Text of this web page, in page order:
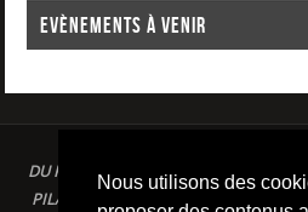
Nous utilisons des
EVÈNEMENTS À VENIR
DU PLAISIR DANS LE SPORT LOISIR A
PILATES / STRETCHING / COURSE A